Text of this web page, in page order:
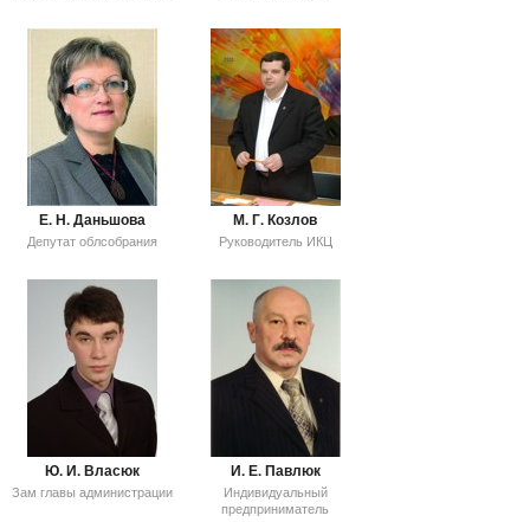
Е. Н. Даньшова
Депутат облсобрания
М. Г. Козлов
Руководитель ИКЦ
Ю. И. Власюк
Зам главы администрации
И. Е. Павлюк
Индивидуальный
предприниматель